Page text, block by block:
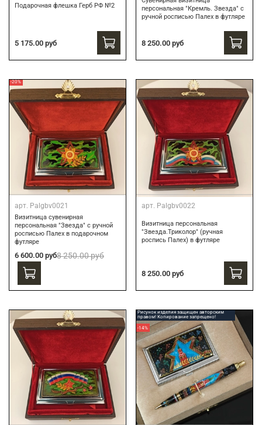
Подарочная флешка Герб РФ №2
5 175.00 руб
персональная "Кремль. Звезда" с
ручной росписью Палех в футляре
8 250.00 руб
-20%
арт. Palgbv0021
Визитница сувенирная
персональная "Звезда" с ручной
росписью Палех в подарочном
футляре
6 600.00 руб8 250.00 руб
арт. Palgbv0022
Визитница персональная
"Звезда.Триколор" (ручная
роспись Палех) в футляре
8 250.00 руб
Рисунок изделия защищен авторским
правом! Копирование запрещено!
-14%